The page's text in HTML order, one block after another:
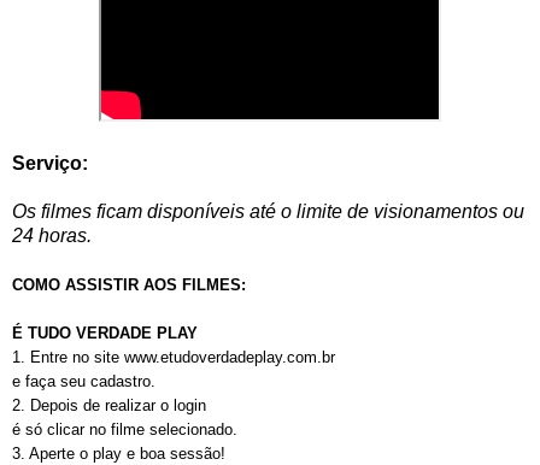
Serviço:
Os filmes ficam disponíveis até o limite de visionamentos ou
24 horas.
COMO ASSISTIR AOS FILMES:
É TUDO VERDADE PLAY
1. Entre no site www.etudoverdadeplay.com.br
e faça seu cadastro.
2. Depois de realizar o login
é só clicar no filme selecionado.
3. Aperte o play e boa sessão!